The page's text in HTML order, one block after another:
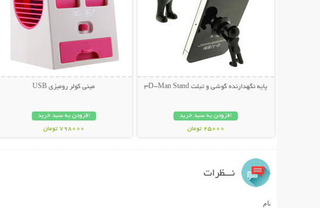
پایه نگهدارنده گوشی و تبلت 3D-Man Stand
افزودن به سبد خرید
25000 تومان
مينی کولر روميزی USB
افزودن به سبد خرید
798000 تومان
نـــظرات
نام